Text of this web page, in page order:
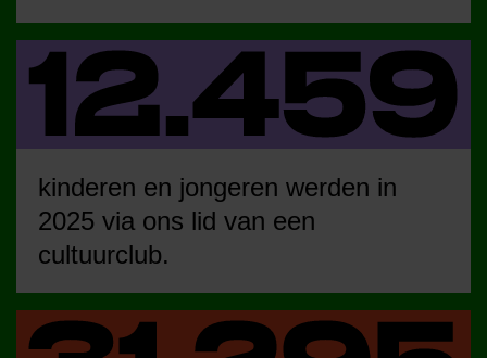
kinderen en jongeren werden in
2025 via ons lid van een
cultuurclub.